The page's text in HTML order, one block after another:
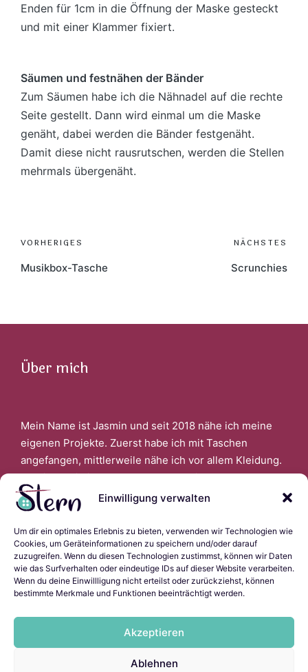
Einwilligung verwalten
Um dir ein optimales Erlebnis zu bieten, verwenden wir Technologien wie
Cookies, um Geräteinformationen zu speichern und/oder darauf
zuzugreifen. Wenn du diesen Technologien zustimmst, können wir Daten
wie das Surfverhalten oder eindeutige IDs auf dieser Website verarbeiten.
Wenn du deine Einwillligung nicht erteilst oder zurückziehst, können
bestimmte Merkmale und Funktionen beeinträchtigt werden.
Akzeptieren
Ablehnen
Enden für 1cm in die Öffnung der Maske gesteckt
und mit einer Klammer fixiert.
Säumen und festnähen der Bänder
Zum Säumen habe ich die Nähnadel auf die rechte
Seite gestellt. Dann wird einmal um die Maske
genäht, dabei werden die Bänder festgenäht.
Damit diese nicht rausrutschen, werden die Stellen
mehrmals übergenäht.
Post
navigation
VORHERIGES
Musikbox-Tasche
NÄCHSTES
Scrunchies
Über mich
Mein Name ist Jasmin und seit 2018 nähe ich meine
eigenen Projekte. Zuerst habe ich mit Taschen
angefangen, mittlerweile nähe ich vor allem Kleidung.
Faszinert bin ich auch davon, wenn ich aus alter
Kleidung Neues schaffen kann.
Links
Impressum
Datenschutzerklärung
Cookie-Richtlinie (EU)
Ladyscript.ninja